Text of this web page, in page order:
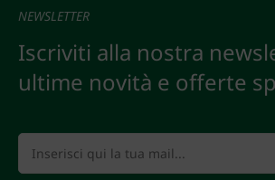
NEWSLETTER
Iscriviti alla nostra
ultime novità e offerte